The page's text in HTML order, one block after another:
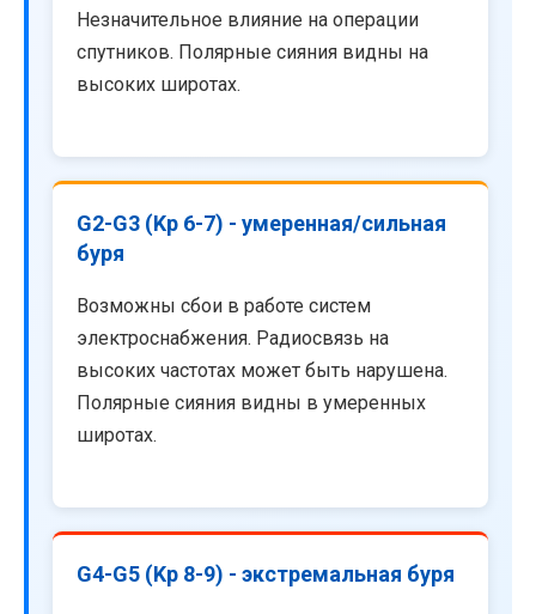
Незначительное влияние на операции
спутников. Полярные сияния видны на
высоких широтах.
G2-G3 (Kp 6-7) - умеренная/сильная
буря
Возможны сбои в работе систем
электроснабжения. Радиосвязь на
высоких частотах может быть нарушена.
Полярные сияния видны в умеренных
широтах.
G4-G5 (Kp 8-9) - экстремальная буря